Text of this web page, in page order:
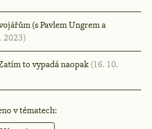
(s Pavlem Ungrem a
2023)
to vypadá naopak(16. 10.
v tématech: